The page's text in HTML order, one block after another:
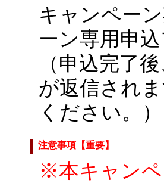
キャンペー
ーン専用申
（申込完了
が返信され
ください。）
注意事項【重要】
※本キャンペ